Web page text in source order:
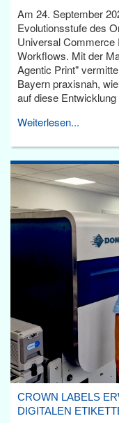
Am 24. September
Evolutionsstufe des
Universal Commerce
Workflows. Mit der
Agentic Print"
Bayern praxisnah,
auf diese
Weiterlesen...
CROWN LABELS
DIGITALEN